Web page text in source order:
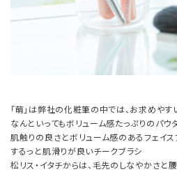
「萌」は弊社の化粧筆の中では、お求めやす
なんといってもボリューム感たっぷりのパウ
肌触りの良さとボリューム感のあるフェイス
するっと肌滑りが良いチークブラシ
松リス・イタチからは、毛先のしなやかさと